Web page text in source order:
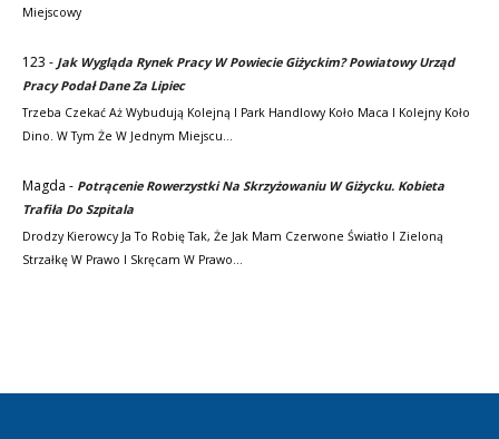
Miejscowy
123 - Jak Wygląda Rynek Pracy W Powiecie Giżyckim? Powiatowy Urząd
Pracy Podał Dane Za Lipiec
Trzeba Czekać Aż Wybudują Kolejną I Park Handlowy Koło Maca I Kolejny Koło
Dino. W Tym Że W Jednym Miejscu…
Magda - Potrącenie Rowerzystki Na Skrzyżowaniu W Giżycku. Kobieta
Trafiła Do Szpitala
Drodzy Kierowcy Ja To Robię Tak, Że Jak Mam Czerwone Światło I Zieloną
Strzałkę W Prawo I Skręcam W Prawo…